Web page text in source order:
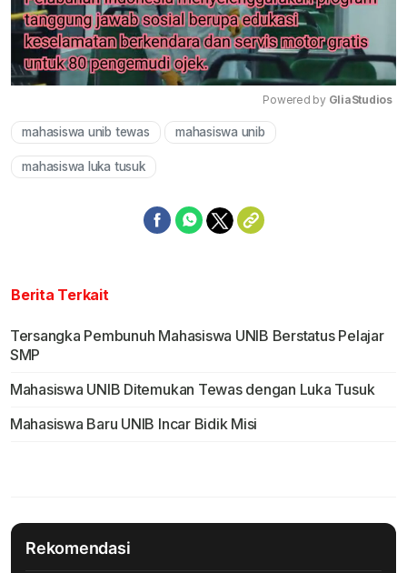
Powered by GliaStudios
mahasiswa unib tewas mahasiswa unib
mahasiswa luka tusuk
Berita Terkait
Tersangka Pembunuh Mahasiswa UNIB Berstatus Pelajar
SMP
Mahasiswa UNIB Ditemukan Tewas dengan Luka Tusuk
Mahasiswa Baru UNIB Incar Bidik Misi
Rekomendasi